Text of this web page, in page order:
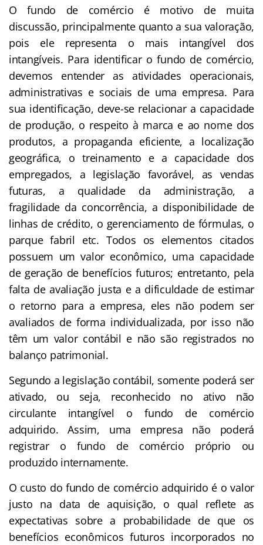
O fundo de comércio é motivo de muita
discussão, principalmente quanto a sua valoração,
pois ele representa o mais intangível dos
intangíveis. Para identificar o fundo de comércio,
devemos entender as atividades operacionais,
administrativas e sociais de uma empresa. Para
sua identificação, deve-se relacionar a capacidade
de produção, o respeito à marca e ao nome dos
produtos, a propaganda eficiente, a localização
geográfica, o treinamento e a capacidade dos
empregados, a legislação favorável, as vendas
futuras, a qualidade da administração, a
fragilidade da concorrência, a disponibilidade de
linhas de crédito, o gerenciamento de fórmulas, o
parque fabril etc. Todos os elementos citados
possuem um valor econômico, uma capacidade
de geração de benefícios futuros; entretanto, pela
falta de avaliação justa e a dificuldade de estimar
o retorno para a empresa, eles não podem ser
avaliados de forma individualizada, por isso não
têm um valor contábil e não são registrados no
balanço patrimonial.
Segundo a legislação contábil, somente poderá ser
ativado, ou seja, reconhecido no ativo não
circulante intangível o fundo de comércio
adquirido. Assim, uma empresa não poderá
registrar o fundo de comércio próprio ou
produzido internamente.
O custo do fundo de comércio adquirido é o valor
justo na data de aquisição, o qual reflete as
expectativas sobre a probabilidade de que os
benefícios econômicos futuros incorporados no